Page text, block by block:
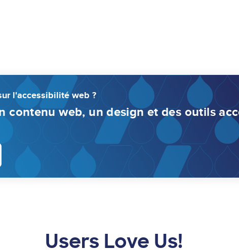
l'accessibilité web ?
contenu web, un design et des outils
Users Love Us!